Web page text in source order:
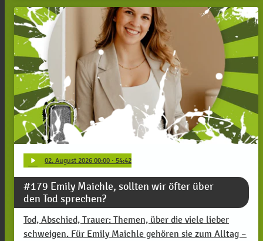
play_arrow 02. August 2026 00:00 · 54:42
#179 Emily Maichle, sollten wir öfter über
den Tod sprechen?
Tod, Abschied, Trauer: Themen, über die viele lieber
schweigen. Für Emily Maichle gehören sie zum Alltag –